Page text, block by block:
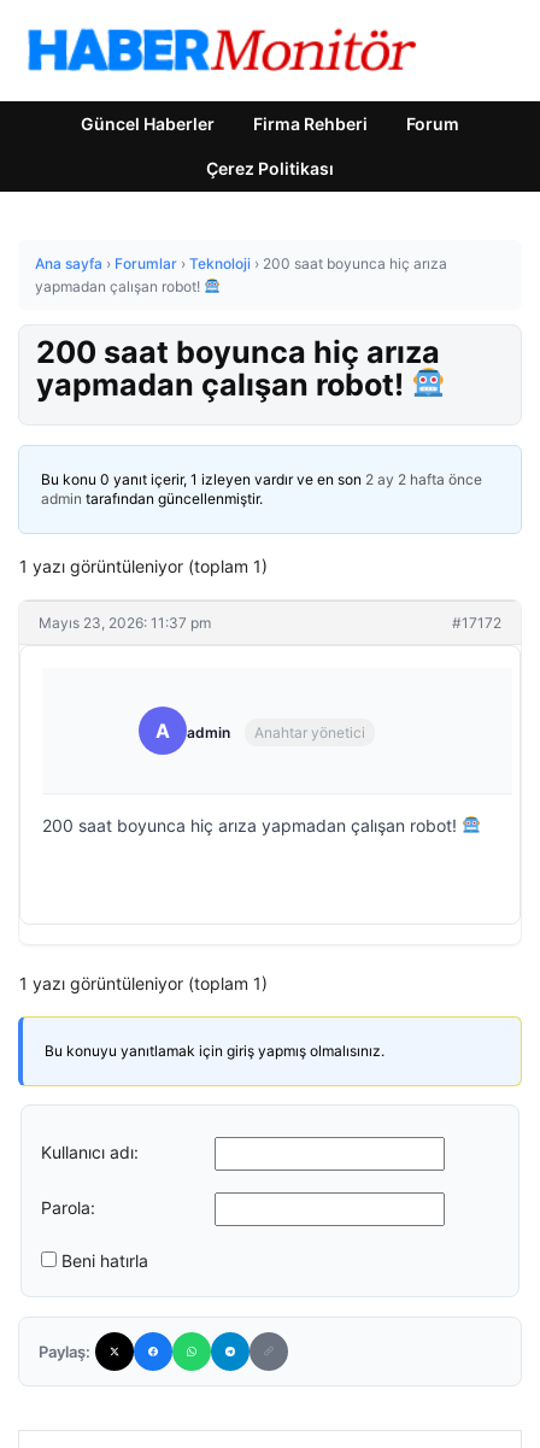
Güncel Haberler Firma Rehberi Forum
Çerez Politikası
Ana sayfa › Forumlar › Teknoloji › 200 saat boyunca hiç arıza
yapmadan çalışan robot!
200 saat boyunca hiç arıza
yapmadan çalışan robot!
Bu konu 0 yanıt içerir, 1 izleyen vardır ve en son 2 ay 2 hafta önce
admin tarafından güncellenmiştir.
1 yazı görüntüleniyor (toplam 1)
Mayıs 23, 2026: 11:37 pm #17172
A admin Anahtar yönetici
200 saat boyunca hiç arıza yapmadan çalışan robot!
1 yazı görüntüleniyor (toplam 1)
Bu konuyu yanıtlamak için giriş yapmış olmalısınız.
Kullanıcı adı:
Parola:
Beni hatırla
Paylaş: